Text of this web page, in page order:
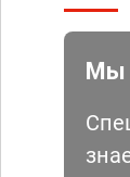
Мы